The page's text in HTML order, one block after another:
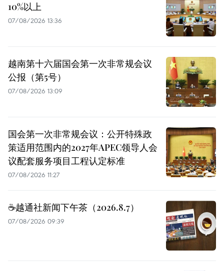
10%以上
07/08/2026 13:36
越南第十六届国会第一次非常规会议
公报（第5号）
07/08/2026 13:09
国会第一次非常规会议：公开特殊政
策适用范围内的2027年APEC领导人会
议配套服务项目工程认定标准
07/08/2026 11:27
☕️越通社新闻下午茶（2026.8.7）
07/08/2026 09:39